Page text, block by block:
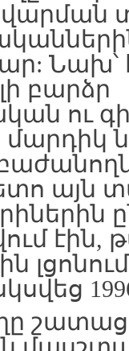
Նախ՝
բարձր
ու
այն
էին,